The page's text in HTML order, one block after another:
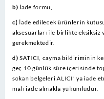
b) İade formu,
c) İade edilecek ürünlerin
aksesuarları ile birlikte eksiksiz
gerekmektedir.
d) SATICI, cayma bildiriminin
geç 10 günlük süre içerisinde
sokan belgeleri ALICI’ ya iade
malı iade almakla yükümlüdür.